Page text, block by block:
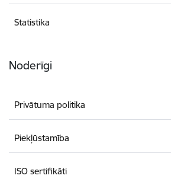
Statistika
Noderīgi
Privātuma politika
Piekļūstamība
ISO sertifikāti